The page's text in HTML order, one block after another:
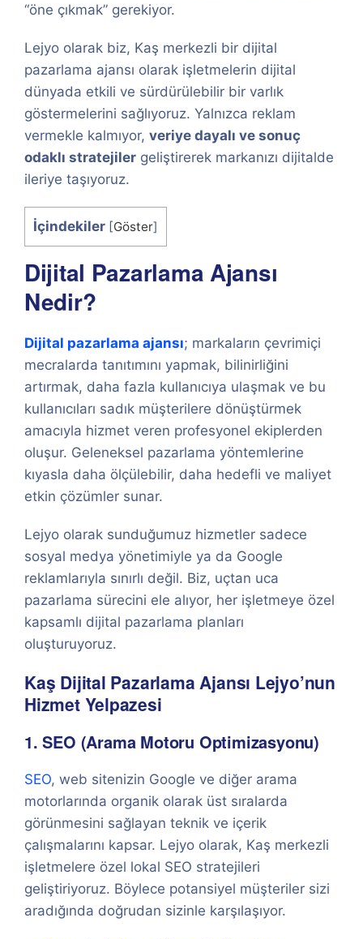
“öne çıkmak” gerekiyor.
Lejyo olarak biz, Kaş merkezli bir dijital
pazarlama ajansı olarak işletmelerin dijital
dünyada etkili ve sürdürülebilir bir varlık
göstermelerini sağlıyoruz. Yalnızca reklam
vermekle kalmıyor, veriye dayalı ve sonuç
odaklı stratejiler geliştirerek markanızı dijitalde
ileriye taşıyoruz.
İçindekiler [Göster]
Dijital Pazarlama Ajansı
Nedir?
Dijital pazarlama ajansı; markaların çevrimiçi
mecralarda tanıtımını yapmak, bilinirliğini
artırmak, daha fazla kullanıcıya ulaşmak ve bu
kullanıcıları sadık müşterilere dönüştürmek
amacıyla hizmet veren profesyonel ekiplerden
oluşur. Geleneksel pazarlama yöntemlerine
kıyasla daha ölçülebilir, daha hedefli ve maliyet
etkin çözümler sunar.
Lejyo olarak sunduğumuz hizmetler sadece
sosyal medya yönetimiyle ya da Google
reklamlarıyla sınırlı değil. Biz, uçtan uca
pazarlama sürecini ele alıyor, her işletmeye özel
kapsamlı dijital pazarlama planları
oluşturuyoruz.
Kaş Dijital Pazarlama Ajansı Lejyo’nun
Hizmet Yelpazesi
1. SEO (Arama Motoru Optimizasyonu)
SEO, web sitenizin Google ve diğer arama
motorlarında organik olarak üst sıralarda
görünmesini sağlayan teknik ve içerik
çalışmalarını kapsar. Lejyo olarak, Kaş merkezli
işletmelere özel lokal SEO stratejileri
geliştiriyoruz. Böylece potansiyel müşteriler sizi
aradığında doğrudan sizinle karşılaşıyor.